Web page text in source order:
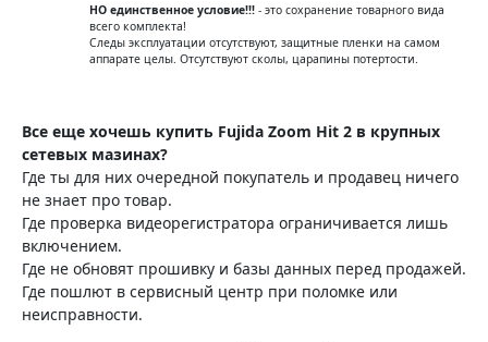
НО единственное условие!!!- это сохранение товарного вида
всего комплекта!
Следы эксплуатации отсутствуют, защитные пленки на самом
аппарате целы. Отсутствуют сколы, царапины потертости.
Все еще хочешь купить Fujida Zoom Hit 2 в крупных
сетевых мазинах?
Где ты для них очередной покупатель и продавец ничего
не знает про товар.
Где проверка видеорегистратора ограничивается лишь
включением.
Где не обновят прошивку и базы данных перед продажей.
Где пошлют в сервисный центр при поломке или
неисправности.